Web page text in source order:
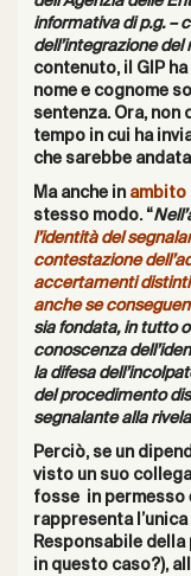
informativa di p.g. –
dell’integrazione
contenuto, il GIP ha
nome e cognome
sentenza. Ora, non
tempo in cui ha
che sarebbe
Ma anche in ambito
stesso modo. “
l’identità del
contestazione
accertamenti distinti
anche se
sia fondata, in tutto
conoscenza
la difesa
del procedimento
segnalante alla
Perciò, se un
visto un suo
fosse in permesso
rappresenta
Responsabile
in questo caso?),